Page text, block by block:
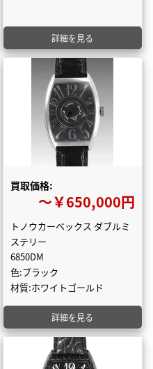
詳細を見る
買取価格:
〜￥650,000円
トノウカーベックス ダブルミ
ステリー
6850DM
色:ブラック
材質:ホワイトゴールド
詳細を見る